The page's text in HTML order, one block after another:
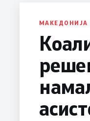
МАКЕДОНИЈА